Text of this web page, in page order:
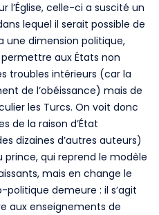
l’Église, celle-ci a suscité un
lequel il serait possible de
une dimension politique,
aux États non
troubles intérieurs (car la
de l’obéissance) mais de
les Turcs. On voit donc
de la raison d’État
dizaines d’autres auteurs)
qui reprend le modèle
mais en change le
demeure : il s’agit
aux enseignements de